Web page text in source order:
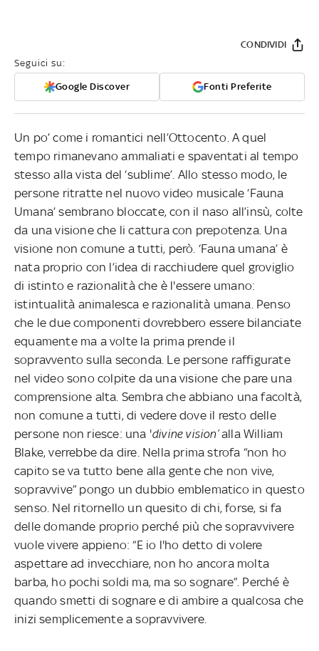
Seguici su:
Google Discover Fonti Preferite
CONDIVIDI
Un po’ come i romantici nell’Ottocento. A quel
tempo rimanevano ammaliati e spaventati al tempo
stesso alla vista del ‘sublime’. Allo stesso modo, le
persone ritratte nel nuovo video musicale ‘Fauna
Umana’ sembrano bloccate, con il naso all’insù, colte
da una visione che li cattura con prepotenza. Una
visione non comune a tutti, però. ‘Fauna umana’ è
nata proprio con l’idea di racchiudere quel groviglio
di istinto e razionalità che è l'essere umano:
istintualità animalesca e razionalità umana. Penso
che le due componenti dovrebbero essere bilanciate
equamente ma a volte la prima prende il
sopravvento sulla seconda. Le persone raffigurate
nel video sono colpite da una visione che pare una
comprensione alta. Sembra che abbiano una facoltà,
non comune a tutti, di vedere dove il resto delle
persone non riesce: una 'divine vision’alla William
Blake, verrebbe da dire. Nella prima strofa “non ho
capito se va tutto bene alla gente che non vive,
sopravvive” pongo un dubbio emblematico in questo
senso. Nel ritornello un quesito di chi, forse, si fa
delle domande proprio perché più che sopravvivere
vuole vivere appieno: “E io l'ho detto di volere
aspettare ad invecchiare, non ho ancora molta
barba, ho pochi soldi ma, ma so sognare”. Perché è
quando smetti di sognare e di ambire a qualcosa che
inizi semplicemente a sopravvivere.